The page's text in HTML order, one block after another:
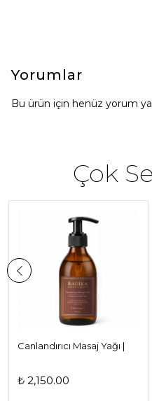
Yorumlar
Bu ürün için henüz yorum
Çok
Canlandırıcı Masaj Yağı |
₺ 2,150.00